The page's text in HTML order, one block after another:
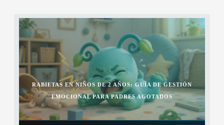
RABIETAS EN NIÑOS DE 2 AÑOS: GUÍA DE GESTIÓN
EMOCIONAL PARA PADRES AGOTADOS